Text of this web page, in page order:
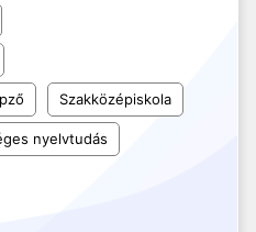
Szakközépiskola
nyelvtudás